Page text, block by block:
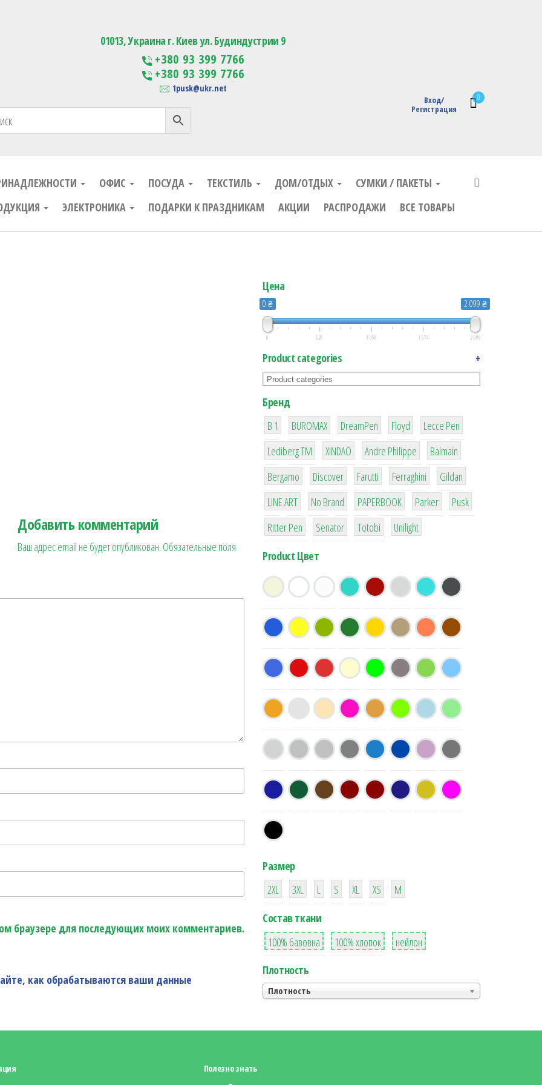
Изготовление сувенирной продукции с логотипом
0
Вход/
Регистрация
01013, Украина г. Киев ул. Будиндустрии 9
+380 93 399 7766
+380 93 399 7766
1pusk@ukr.net
ОФИС ПОСУДА ТЕКСТИЛЬ ДОМ/ОТДЫХ
СУМКИ / ПАКЕТЫ
ЭЛЕКТРОНИКА ПОДАРКИ К ПРАЗДНИКАМ АКЦИИ РАСПРОДАЖИ ВСЕ ТОВАРЫ
Добавить комментарий
Ваш адрес email не будет опубликован. Обязательные поля
браузере для последующих моих комментариев.
как обрабатываются ваши данные
Цена
0 ₴ 2 099 ₴
0 525 1 050 1 574 2 099
Product categories +
Бренд
B 1
1
BUROMAX
1
DreamPen
2
Floyd
2
Lecce Pen
3
Lediberg ТМ
3
XINDAO
1
Andre Philippe
4
Balmain
26
Bergamo
64
Discover
299
Farutti
4
Ferraghini
42
Gildan
4
LINE ART
90
No Brand
8
PAPERBOOK
6
Parker
2
Pusk
22
Ritter Pen
15
Senator
43
Totobi
1
Unilight
Product Цвет
Размер
38
2XL
16
3XL
42
L
42
S
42
XL XS
М
Состав ткани
8
100% бавовна
36
100% хлопок
2
нейлон
Плотность
Плотность
Полезно знать